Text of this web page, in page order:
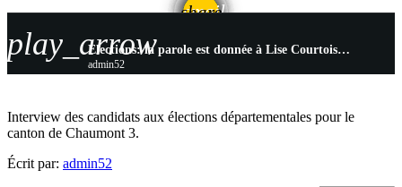
share
email
play_arrow Elections: la parole est donnée à Lise Courtois et Jean-Marie Joder
admin52
Interview des candidats aux élections départementales pour le
canton de Chaumont 3.
Écrit par: admin52